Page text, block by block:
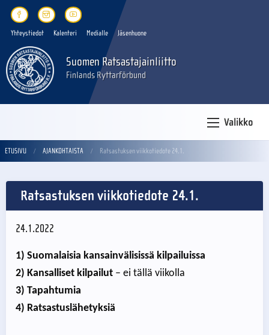
Yhteystiedot Kalenteri Medialle Jäsenhuone
Suomen Ratsastajainliitto
Finlands Ryttarförbund
Valikko
ETUSIVU AJANKOHTAISTA Ratsastuksen viikkotiedote 24.1.
Ratsastuksen viikkotiedote 24.1.
24.1.2022
1) Suomalaisia kansainvälisissä kilpailuissa
2) Kansalliset kilpailut – ei tällä viikolla
3) Tapahtumia
4) Ratsastuslähetyksiä